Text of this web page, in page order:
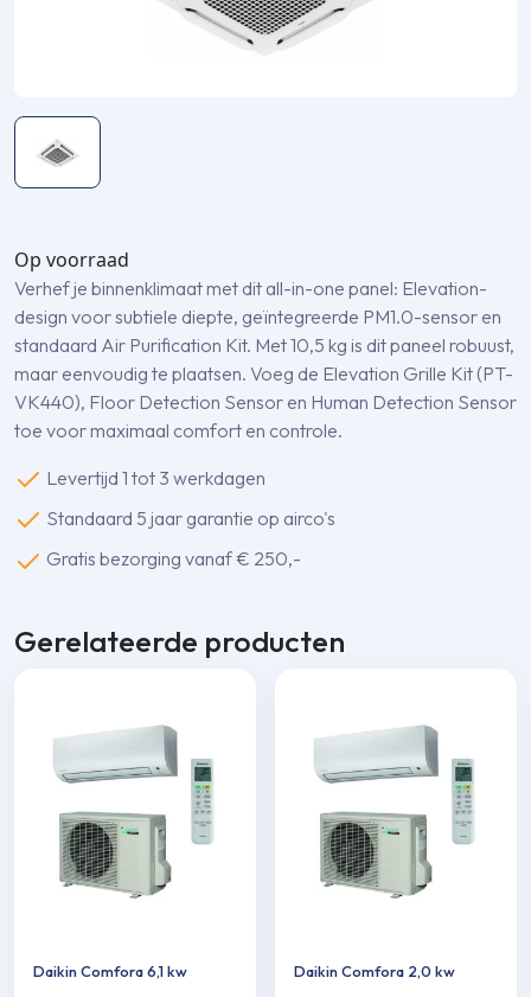
Op voorraad
Verhef je binnenklimaat met dit all-in-one panel: Elevation-
design voor subtiele diepte, geïntegreerde PM1.0-sensor en
standaard Air Purification Kit. Met 10,5 kg is dit paneel robuust,
maar eenvoudig te plaatsen. Voeg de Elevation Grille Kit (PT-
VK440), Floor Detection Sensor en Human Detection Sensor
toe voor maximaal comfort en controle.
Levertijd 1 tot 3 werkdagen
Standaard 5 jaar garantie op airco's
Gratis bezorging vanaf € 250,-
Gerelateerde producten
Daikin Comfora 6,1 kw Daikin Comfora 2,0 kw